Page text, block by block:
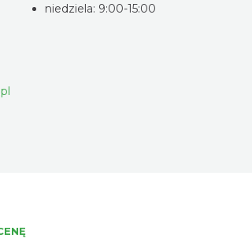
niedziela: 9:00-15:00